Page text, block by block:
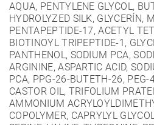
AQUA, PENTYLENE GLYCOL,
HYDROLYZED SILK, GLYCERÍN,
PENTAPEPTIDE-17, ACETYL
BIOTINOYL TRIPEPTIDE-1,
PANTHENOL, SODIUM PCA,
ARGININE, ASPARTIC ACID,
PCA, PPG-26-BUTETH-26, PEG-
CASTOR OIL, TRIFOLIUM
AMMONIUM
COPOLYMER, CAPRYLYL